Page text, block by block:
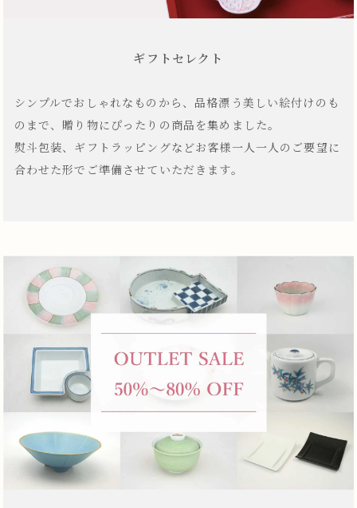
ギフトセレクト
シンプルでおしゃれなものから、品格漂う美しい絵付けのも
のまで、贈り物にぴったりの商品を集めました。
熨斗包装、ギフトラッピングなどお客様一人一人のご要望に
合わせた形でご準備させていただきます。